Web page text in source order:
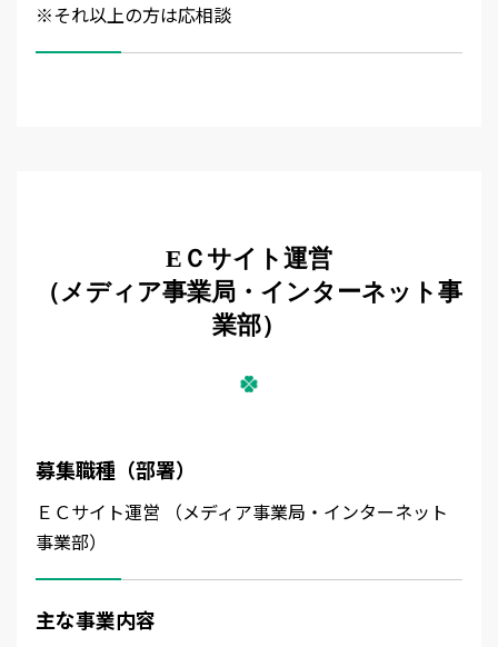
※それ以上の方は応相談
EＣサイト運営
（メディア事業局・インターネット事
業部）
募集職種（部署）
ＥＣサイト運営 （メディア事業局・インターネット
事業部）
主な事業内容